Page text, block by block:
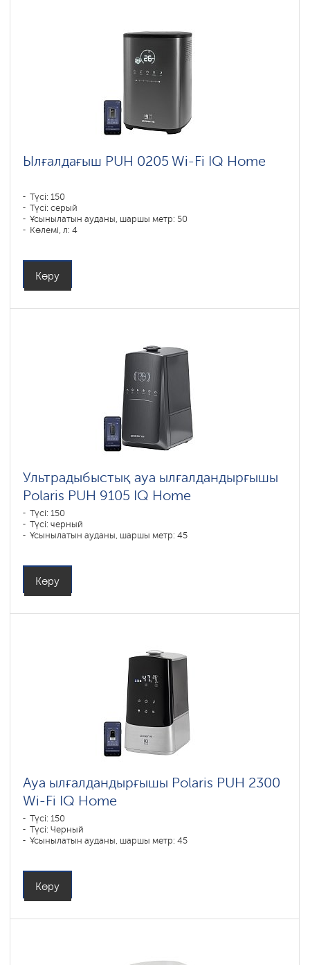
Ылғалдағыш PUH 0205 Wi-Fi IQ Home
Түсі: 150
Түсі: серый
Ұсынылатын ауданы, шаршы метр: 50
Көлемі, л: 4
Көру
Ультрадыбыстық ауа ылғалдандырғышы
Polaris PUH 9105 IQ Home
Түсі: 150
Түсі: черный
Ұсынылатын ауданы, шаршы метр: 45
Көру
Ауа ылғалдандырғышы Polaris PUH 2300
Wi-Fi IQ Home
Түсі: 150
Түсі: Черный
Ұсынылатын ауданы, шаршы метр: 45
Көру